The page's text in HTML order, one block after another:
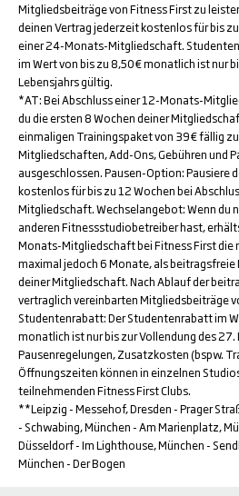
Mitgliedsbeiträge von Fitness First zu
deinen Vertrag jederzeit kostenlos für bis
einer 24-Monats-Mitgliedschaft.
im Wert von bis zu 8,50€ monatlich ist nur
Lebensjahrs gültig.
*AT: Bei Abschluss einer 12-Monats-
du die ersten 8 Wochen deiner
einmaligen Trainingspaket von 39€ fällig
Mitgliedschaften, Add-Ons, Gebühren und
ausgeschlossen. Pausen-Option: Pausiere
kostenlos für bis zu 12 Wochen bei
Mitgliedschaft. Wechselangebot: Wenn du
anderen Fitnessstudiobetreiber hast,
Monats-Mitgliedschaft bei Fitness First
maximal jedoch 6 Monate, als
deiner Mitgliedschaft. Nach Ablauf der
vertraglich vereinbarten Mitgliedsbeiträge
Studentenrabatt: Der Studentenrabatt im
monatlich ist nur bis zur Vollendung des
Pausenregelungen, Zusatzkosten (bspw.
Öffnungszeiten können in einzelnen
teilnehmenden Fitness First Clubs.
**Leipzig - Messehof, Dresden - Prager
- Schwabing, München - Am Marienplatz,
Düsseldorf - Im Lighthouse, München -
München - Der Bogen